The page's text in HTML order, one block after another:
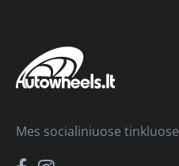
Mes socialiniuose tinkluose